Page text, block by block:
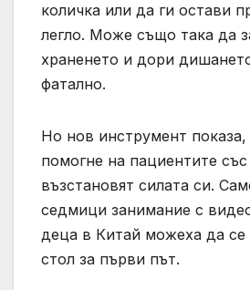
количка или да ги остави
легло. Може също така да
храненето и дори
фатално.
Но нов инструмент
помогне на пациентите
възстановят силата си.
седмици занимание с
деца в Китай можеха да се
стол за първи път.